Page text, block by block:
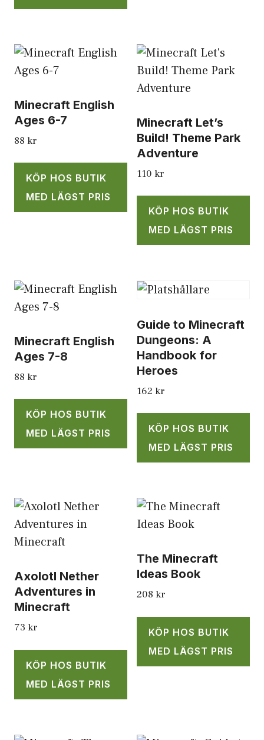
Minecraft English
Ages 6-7
88 kr
KÖP HOS BUTIK
MED LÄGST PRIS
Minecraft Let’s
Build! Theme Park
Adventure
110 kr
KÖP HOS BUTIK
MED LÄGST PRIS
Minecraft English
Ages 7-8
88 kr
KÖP HOS BUTIK
MED LÄGST PRIS
Guide to Minecraft
Dungeons: A
Handbook for
Heroes
162 kr
KÖP HOS BUTIK
MED LÄGST PRIS
Axolotl Nether
Adventures in
Minecraft
73 kr
KÖP HOS BUTIK
MED LÄGST PRIS
The Minecraft
Ideas Book
208 kr
KÖP HOS BUTIK
MED LÄGST PRIS